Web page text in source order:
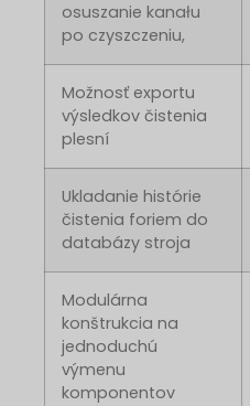
osuszanie kanału
po czyszczeniu,
Možnosť exportu
výsledkov čistenia
plesní
Ukladanie histórie
čistenia foriem do
databázy stroja
Modulárna
konštrukcia na
jednoduchú
výmenu
komponentov